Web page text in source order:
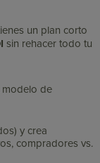
un plan corto
sin rehacer todo tu
modelo de
y crea
compradores vs.